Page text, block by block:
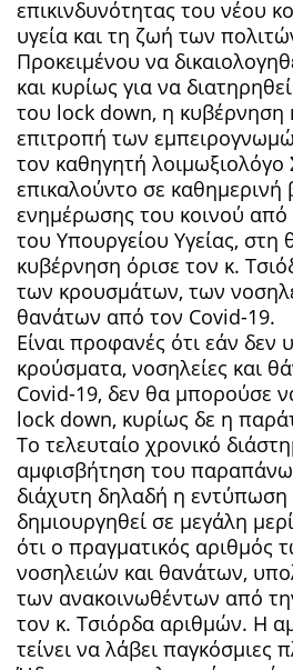
επικινδυνότητας του νέου
υγεία και τη ζωή των
Προκειμένου να
και κυρίως για να
του lock down, η κυβέρνηση
επιτροπή των
τον καθηγητή λοιμωξιολόγο
επικαλούντο σε
ενημέρωσης του κοινού
του Υπουργείου Υγείας, στη
κυβέρνηση όρισε τον κ.
των κρουσμάτων, των
θανάτων από τον Covid-19.
Είναι προφανές ότι εάν δεν
κρούσματα, νοσηλείες και
Covid-19, δεν θα μπορούσε
lock down, κυρίως δε η
Το τελευταίο χρονικό
αμφισβήτηση του παραπάνω
διάχυτη δηλαδή η εντύπωση
δημιουργηθεί σε μεγάλη
ότι ο πραγματικός αριθμός
νοσηλειών και θανάτων,
των ανακοινωθέντων από
τον κ. Τσιόρδα αριθμών. Η
τείνει να λάβει παγκόσμιες